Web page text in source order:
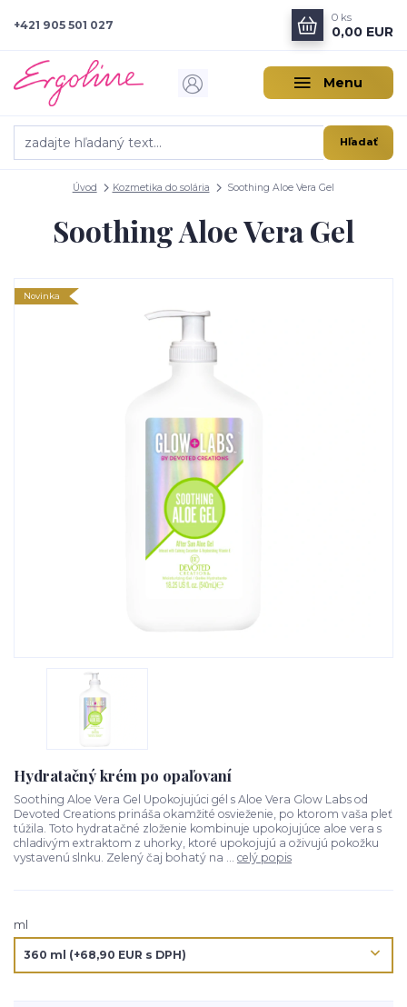
Menu
Hľadať
+421 905 501 027
0 ks
0,00 EUR
Úvod Kozmetika do solária Soothing Aloe Vera Gel
Soothing Aloe Vera Gel
Novinka
Hydratačný krém po opaľovaní
Soothing Aloe Vera Gel Upokojujúci gél s Aloe Vera Glow Labs od
Devoted Creations prináša okamžité osvieženie, po ktorom vaša pleť
túžila. Toto hydratačné zloženie kombinuje upokojujúce aloe vera s
chladivým extraktom z uhorky, ktoré upokojujú a oživujú pokožku
vystavenú slnku. Zelený čaj bohatý na ... celý popis
ml